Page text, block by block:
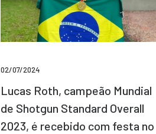
02/07/2024
Lucas Roth, campeão Mundial
de Shotgun Standard Overall
2023, é recebido com festa no